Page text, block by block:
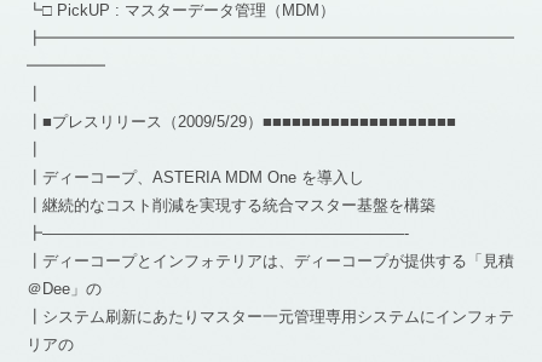
┗□ PickUP : マスターデータ管理（MDM）
┣━━━━━━━━━━━━━━━━━━━━━━━━━━━━━━
━━━━━
┃■プレスリリース（2009/5/29）■■■■■■■■■■■■■■■■■■■■
┃ディーコープ、ASTERIA MDM One を導入し
┃継続的なコスト削減を実現する統合マスター基盤を構築
┣———————————————————————-
┃ディーコープとインフォテリアは、ディーコープが提供する「見積
＠Dee」の
┃システム刷新にあたりマスター一元管理専用システムにインフォテ
リアの